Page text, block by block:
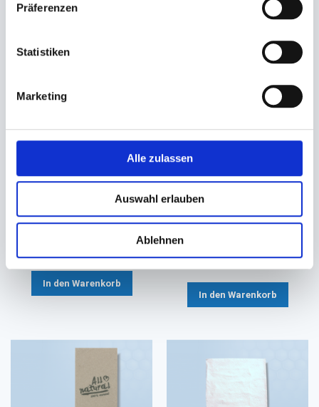
Präferenzen
Statistiken
Marketing
Alle zulassen
Auswahl erlauben
Ablehnen
interessiert sein
Serviette, Zelltuchserviette
33x33cm 1/4 Falz (weiß)
In den Warenkorb
Serviette Spenderservietten
16,3x24cm EcoNatural 216 TN
#832324
Ab 38,70 €
In den Warenkorb